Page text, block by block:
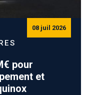
08 juil 2026
pour
et